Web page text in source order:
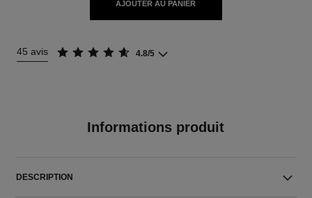
AJOUTER AU PANIER
45 avis 4.8/5
Informations produit
DESCRIPTION